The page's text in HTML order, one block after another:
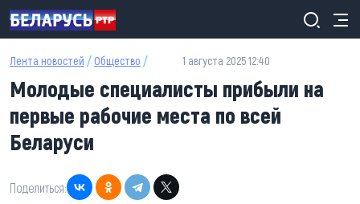
Перейти к основному содержанию
Лента новостей / Общество / 1 августа 2025 12:40
Молодые специалисты прибыли на
первые рабочие места по всей
Беларуси
Поделиться: